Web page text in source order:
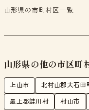
山形県の市町村区一覧
山形県の他の市区町
上山市 北村山郡大石田
最上郡鮭川村 村山市